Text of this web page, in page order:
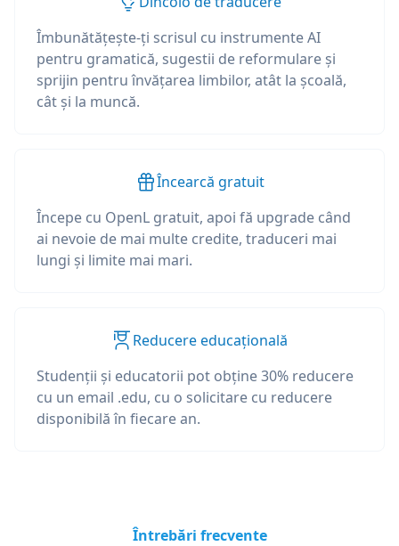
Îmbunătățește-ți scrisul cu instrumente AI
pentru gramatică, sugestii de reformulare și
sprijin pentru învățarea limbilor, atât la școală,
cât și la muncă.
Încearcă gratuit
Începe cu OpenL gratuit, apoi fă upgrade când
ai nevoie de mai multe credite, traduceri mai
lungi și limite mai mari.
Reducere educațională
Studenții și educatorii pot obține 30% reducere
cu un email .edu, cu o solicitare cu reducere
disponibilă în fiecare an.
Întrebări frecvente